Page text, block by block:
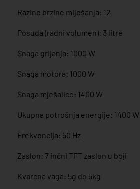
Razine brzine miješanja: 12
Posuda (radni volumen): 3 litre
Snaga grijanja: 1000 W
Snaga motora: 1000 W
Snaga mješalice: 1400 W
Ukupna potrošnja energije: 1400 W
Frekvencija: 50 Hz
Zaslon: 7 inčni TFT zaslon u boji
Kvarcna vaga: 5g do 5kg